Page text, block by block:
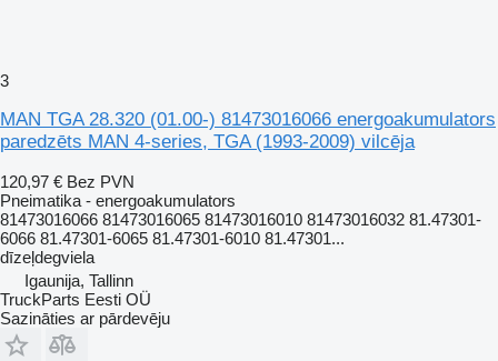
3
MAN TGA 28.320 (01.00-) 81473016066 energoakumulators
paredzēts MAN 4-series, TGA (1993-2009) vilcēja
120,97 € Bez PVN
Pneimatika - energoakumulators
81473016066 81473016065 81473016010 81473016032 81.47301-
6066 81.47301-6065 81.47301-6010 81.47301...
dīzeļdegviela
Igaunija, Tallinn
TruckParts Eesti OÜ
Sazināties ar pārdevēju